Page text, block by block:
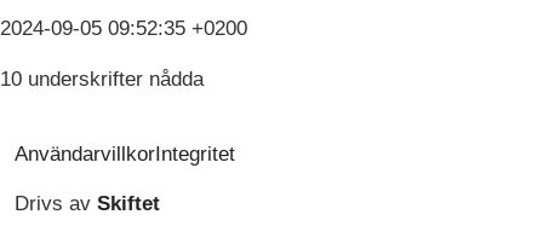
2024-09-05 09:52:35 +0200
10 underskrifter nådda
AnvändarvillkorIntegritet
Drivs av Skiftet